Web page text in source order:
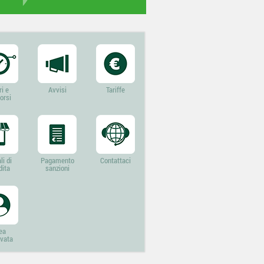
e Avvisi Tariffe
di Pagamento
sanzioni
Contattaci